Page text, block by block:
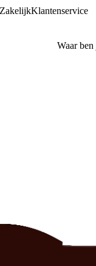
ZakelijkKlantenservice